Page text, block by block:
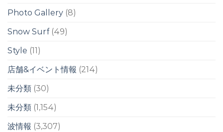
レ
ク
Photo Gallery (8)
Snow Surf(49)
Style (11)
店舗&イベント情報 (214)
未分類 (30)
未分類 (1,154)
波情報 (3,307)